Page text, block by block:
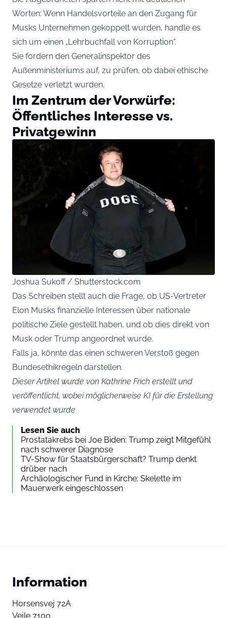
Worten: Wenn Handelsvorteile an den Zugang für
Musks Unternehmen gekoppelt wurden, handle es
sich um einen „Lehrbuchfall von Korruption“.
Sie fordern den Generalinspektor des
Außenministeriums auf, zu prüfen, ob dabei ethische
Gesetze verletzt wurden.
Im Zentrum der Vorwürfe:
Öffentliches Interesse vs.
Privatgewinn
Joshua Sukoff / Shutterstock.com
Das Schreiben stellt auch die Frage, ob US-Vertreter
Elon Musks finanzielle Interessen über nationale
politische Ziele gestellt haben, und ob dies direkt von
Musk oder Trump angeordnet wurde.
Falls ja, könnte das einen schweren Verstoß gegen
Bundesethikregeln darstellen.
Dieser Artikel wurde von Kathrine Frich erstellt und
veröffentlicht, wobei möglicherweise KI für die Erstellung
verwendet wurde
Lesen Sie auch
Prostatakrebs bei Joe Biden: Trump zeigt Mitgefühl
nach schwerer Diagnose
TV-Show für Staatsbürgerschaft? Trump denkt
drüber nach
Archäologischer Fund in Kirche: Skelette im
Mauerwerk eingeschlossen
Information
Horsensvej 72A
Vejle 7100